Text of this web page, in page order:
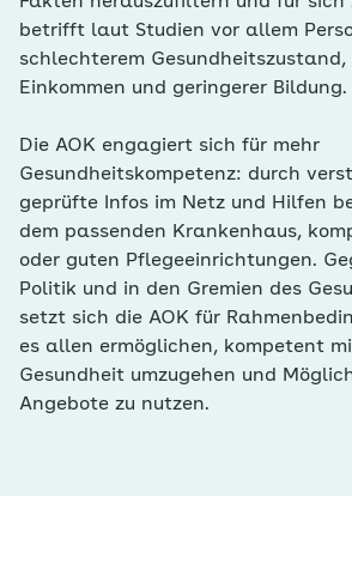
betrifft laut Studien vor allem
schlechterem Gesundheitszustand,
Einkommen und geringerer Bildung.
Die AOK engagiert sich für mehr
Gesundheitskompetenz: durch
geprüfte Infos im Netz und Hilfen
dem passenden Krankenhaus,
oder guten Pflegeeinrichtungen.
Politik und in den Gremien des
setzt sich die AOK für
es allen ermöglichen, kompetent
Gesundheit umzugehen und
Angebote zu nutzen.